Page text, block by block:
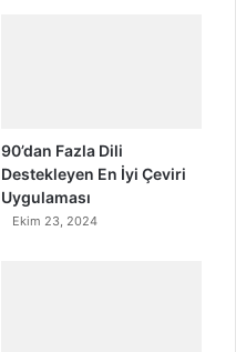
90’dan Fazla Dili
Destekleyen En İyi Çeviri
Uygulaması
Ekim 23, 2024